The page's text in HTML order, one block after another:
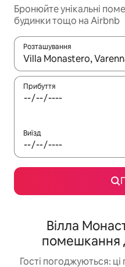
Бронюйте унікальні
будинки тощо на Airbnb
Розташування
Отримавши результати
Прибуття
Виїзд
Вілла
помешкання
Гості погоджуються: